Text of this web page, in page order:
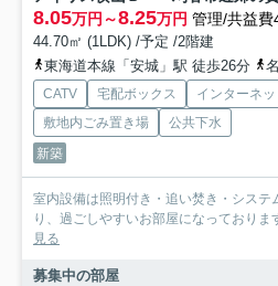
8.05万円～8.25万円 管理/共益費
44.70㎡ (1LDK) /予定 /2階建
東海道本線「安城」駅 徒歩26分
CATV 宅配ボックス インターネ
敷地内ごみ置き場
公共下水
新築
室内設備は照明付き・追い焚き・システ
り、過ごしやすいお部屋になっておりま
見る
募集中の部屋